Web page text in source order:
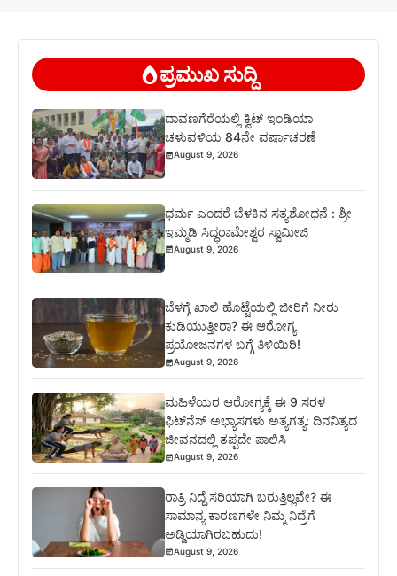
ಪ್ರಮುಖ ಸುದ್ದಿ
ದಾವಣಗೆರೆಯಲ್ಲಿ ಕ್ವಿಟ್ ಇಂಡಿಯಾ
ಚಳುವಳಿಯ 84ನೇ ವರ್ಷಾಚರಣೆ
August 9, 2026
ಧರ್ಮ ಎಂದರೆ ಬೆಳಕಿನ ಸತ್ಯಶೋಧನೆ : ಶ್ರೀ
ಇಮ್ಮಡಿ ಸಿದ್ಧರಾಮೇಶ್ವರ ಸ್ವಾಮೀಜಿ
August 9, 2026
ಬೆಳಗ್ಗೆ ಖಾಲಿ ಹೊಟ್ಟೆಯಲ್ಲಿ ಜೀರಿಗೆ ನೀರು
ಕುಡಿಯುತ್ತೀರಾ? ಈ ಆರೋಗ್ಯ
ಪ್ರಯೋಜನಗಳ ಬಗ್ಗೆ ತಿಳಿಯಿರಿ!
August 9, 2026
ಮಹಿಳೆಯರ ಆರೋಗ್ಯಕ್ಕೆ ಈ 9 ಸರಳ
ಫಿಟ್‌ನೆಸ್‌ ಅಭ್ಯಾಸಗಳು ಅತ್ಯಗತ್ಯ: ದಿನನಿತ್ಯದ
ಜೀವನದಲ್ಲಿ ತಪ್ಪದೇ ಪಾಲಿಸಿ
August 9, 2026
ರಾತ್ರಿ ನಿದ್ದೆ ಸರಿಯಾಗಿ ಬರುತ್ತಿಲ್ಲವೇ? ಈ
ಸಾಮಾನ್ಯ ಕಾರಣಗಳೇ ನಿಮ್ಮ ನಿದ್ರೆಗೆ
ಅಡ್ಡಿಯಾಗಿರಬಹುದು!
August 9, 2026